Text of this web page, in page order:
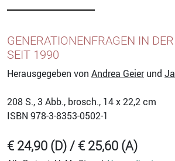
GENERATIONENFRAGEN IN
SEIT 1990
Herausgegeben von Andrea Geierund
208 S., 3 Abb., brosch., 14 x 22,2 cm
ISBN 978-3-8353-0502-1
€ 24,90 (D) / € 25,60 (A)